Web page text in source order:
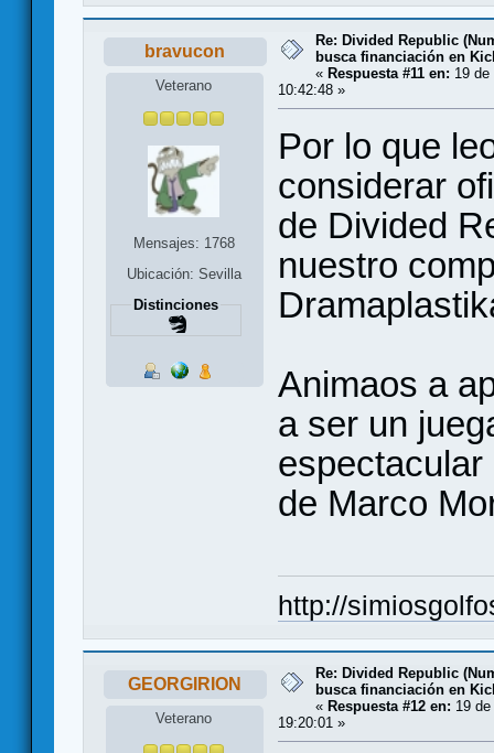
bravucon
Veterano
Mensajes: 1768
Ubicación: Sevilla
Distinciones
Re: Divided Republic
busca financiación en
« Respuesta #11 en: 19 de
10:42:48 »
Por lo que
considerar
de Divided
nuestro
Animaos a
a ser un
de Marco
http://
GEORGIRION
Veterano
Re: Divided Republic
busca financiación en
« Respuesta #12 en: 19
19:20:01 »